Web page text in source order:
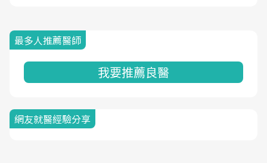
最多人推薦醫師
我要推薦良醫
網友就醫經驗分享